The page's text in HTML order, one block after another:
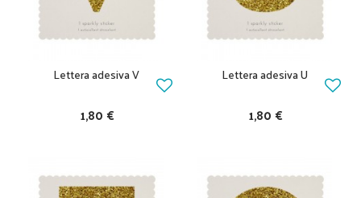
Lettera adesiva V
1,80 €
Lettera adesiva U
1,80 €